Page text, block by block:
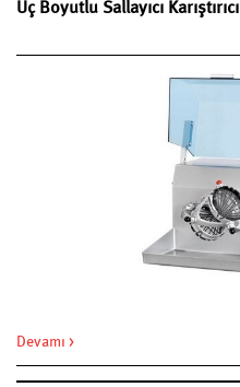
Üç Boyutlu Sallayıcı Karıştırıcı
Devamı >